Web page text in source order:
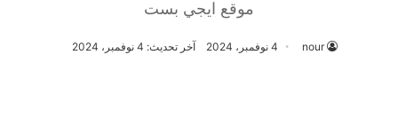
موقع ايجي بست
nour 4 نوفمبر، 2024 آخر تحديث: 4 نوفمبر، 2024